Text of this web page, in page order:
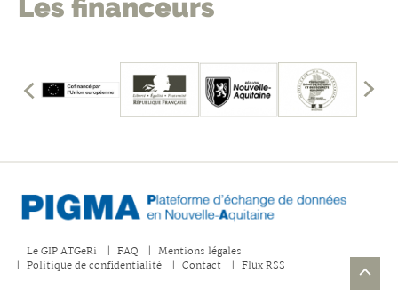
Les financeurs
les
Le GIP ATGeRi FAQ
Mentions légales
Politique de confidentialité
Contact Flux RSS